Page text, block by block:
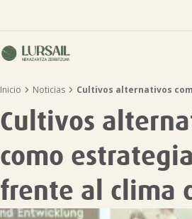
Quiénes somos
Servicios ganadería
Inicio  Noticias  Cultivos alternativos
Cultivos
como
frente al clima